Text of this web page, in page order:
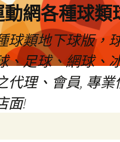
動網各種球類
球類地下球版，
、足球、網球、
代理、會員, 專
面!